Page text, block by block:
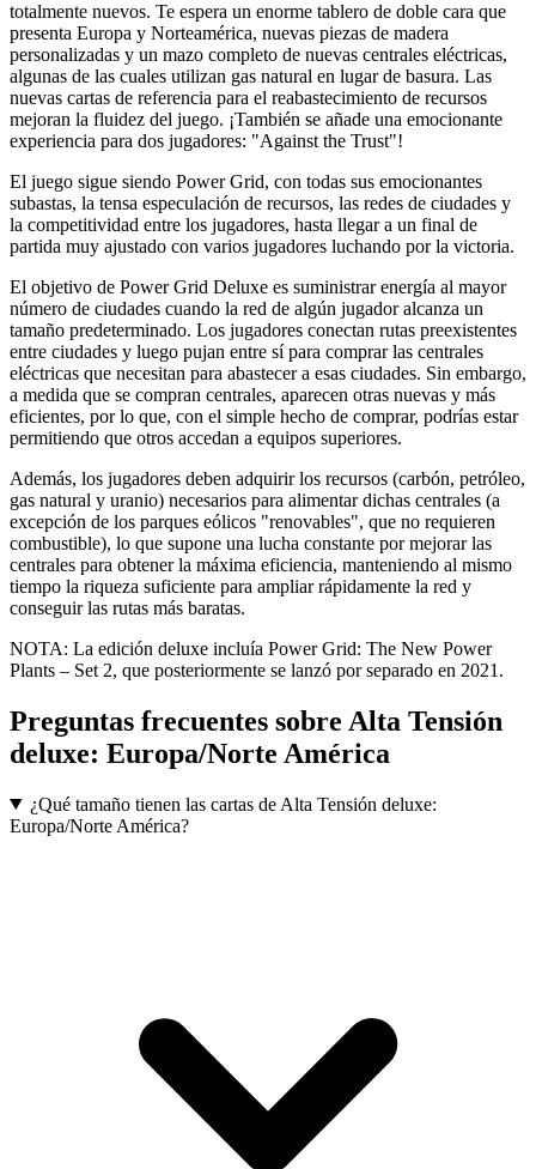
totalmente nuevos. Te espera un enorme tablero de doble cara que
presenta Europa y Norteamérica, nuevas piezas de madera
personalizadas y un mazo completo de nuevas centrales eléctricas,
algunas de las cuales utilizan gas natural en lugar de basura. Las
nuevas cartas de referencia para el reabastecimiento de recursos
mejoran la fluidez del juego. ¡También se añade una emocionante
experiencia para dos jugadores: "Against the Trust"!
El juego sigue siendo Power Grid, con todas sus emocionantes
subastas, la tensa especulación de recursos, las redes de ciudades y
la competitividad entre los jugadores, hasta llegar a un final de
partida muy ajustado con varios jugadores luchando por la victoria.
El objetivo de Power Grid Deluxe es suministrar energía al mayor
número de ciudades cuando la red de algún jugador alcanza un
tamaño predeterminado. Los jugadores conectan rutas preexistentes
entre ciudades y luego pujan entre sí para comprar las centrales
eléctricas que necesitan para abastecer a esas ciudades. Sin embargo,
a medida que se compran centrales, aparecen otras nuevas y más
eficientes, por lo que, con el simple hecho de comprar, podrías estar
permitiendo que otros accedan a equipos superiores.
Además, los jugadores deben adquirir los recursos (carbón, petróleo,
gas natural y uranio) necesarios para alimentar dichas centrales (a
excepción de los parques eólicos "renovables", que no requieren
combustible), lo que supone una lucha constante por mejorar las
centrales para obtener la máxima eficiencia, manteniendo al mismo
tiempo la riqueza suficiente para ampliar rápidamente la red y
conseguir las rutas más baratas.
NOTA: La edición deluxe incluía Power Grid: The New Power
Plants – Set 2, que posteriormente se lanzó por separado en 2021.
Preguntas frecuentes sobre Alta Tensión
deluxe: Europa/Norte América
¿Qué tamaño tienen las cartas de Alta Tensión deluxe:
Europa/Norte América?